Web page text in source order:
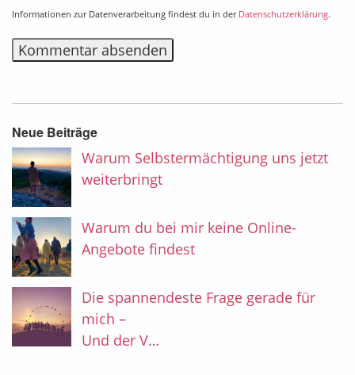
Informationen zur Datenverarbeitung findest du in der Datenschutzerklärung.
Neue Beiträge
Warum Selbstermächtigung uns jetzt
weiterbringt
Warum du bei mir keine Online-
Angebote findest
Die spannendeste Frage gerade für
mich –
Und der V…